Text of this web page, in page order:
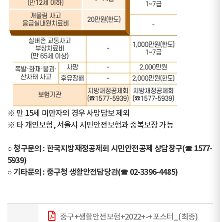
※ 만 15세 미만자의 경우 사망담보 제외
※ 타 개인보험, 서울시 시민안전보험과 중복보장 가능
○ 청구문의 : 한국지방재정공제회 시민안전공제 상담창구(☎ 1577-
5939)
○ 기타문의 : 중구청 생활안전담당관(☎ 02-3396-4485)
중구+생활안전보험+2022+-+포스터_(최종)